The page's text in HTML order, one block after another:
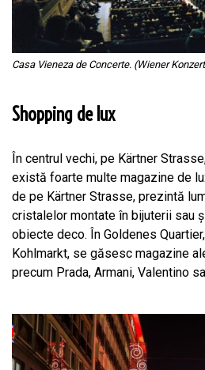
Casa Vieneza de Concerte. (Wiener
Shopping de lux
În centrul vechi, pe Kärtner
există foarte multe magazine de
de pe Kärtner Strasse, prezintă
cristalelor montate în bijuterii sau
obiecte deco. În Goldenes
Kohlmarkt, se găsesc magazine
precum Prada, Armani, Valentino